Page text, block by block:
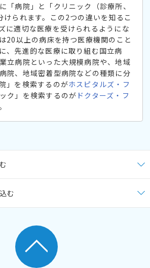
「病院」と「クリニック（診療所、
けられます。この2つの違いを知るこ
に適切な医療を受けられるようにな
20以上の病床を持つ医療機関のこと
、先進的な医療に取り組む国立病
立病院といった大規模病院や、地域
院、地域密着型病院などの種類に分
」を検索するのがホスピタルズ・フ
ク」を検索するのが ドクターズ・フ
む